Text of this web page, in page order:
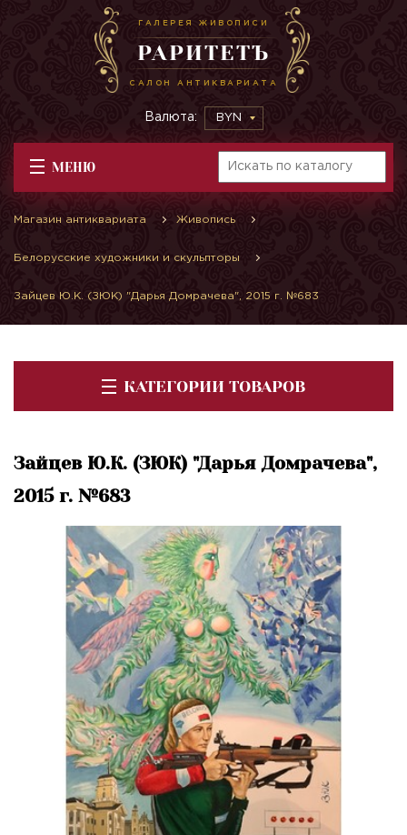
ГАЛЕРЕЯ ЖИВОПИСИ
РАРИТЕТЪ
САЛОН АНТИКВАРИАТА
Валюта: BYN
МЕНЮ
Магазин антиквариата Живопись
Белорусские художники и скульпторы
Зайцев Ю.К. (ЗЮК) "Дарья Домрачева", 2015 г. №683
КАТЕГОРИИ ТОВАРОВ
Зайцев Ю.К. (ЗЮК) "Дарья Домрачева",
2015 г. №683